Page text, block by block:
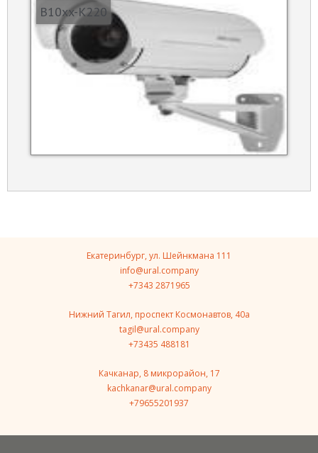
B10xx-K220
Екатеринбург, ул. Шейнкмана 111
info@ural.company
+7343 2871965
Нижний Тагил, проспект Космонавтов, 40a
tagil@ural.company
+73435 488181
Качканар, 8 микрорайон, 17
kachkanar@ural.company
+79655201937